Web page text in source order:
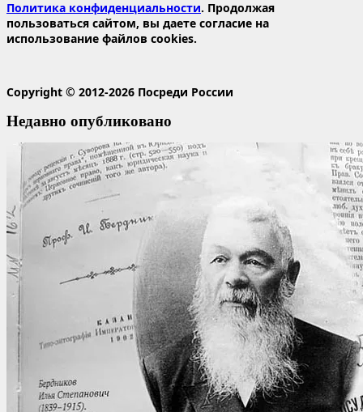
Политика конфиденциальности. Продолжая
пользоваться сайтом, вы даете согласие на
использование файлов cookies.
Copyright © 2012-2026 Посреди России
Недавно опубликовано